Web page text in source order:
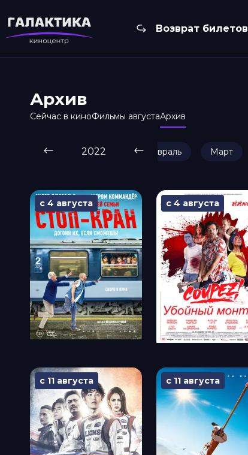
Возврат билетов
Архив
Сейчас в киноФильмы августаАрхив
2022
Январь Февраль Март
с 4 августа с 4 августа
с 11 августа с 11 августа